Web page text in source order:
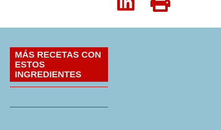
MÁS RECETAS CON
ESTOS
INGREDIENTES